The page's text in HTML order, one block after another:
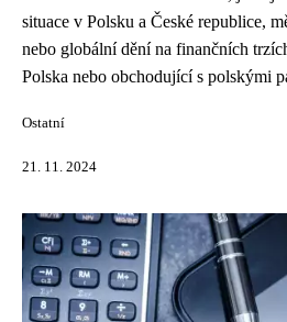
situace v Polsku a České republice,
nebo globální dění na finančních
Polska nebo obchodující s polskými
Ostatní
21. 11. 2024